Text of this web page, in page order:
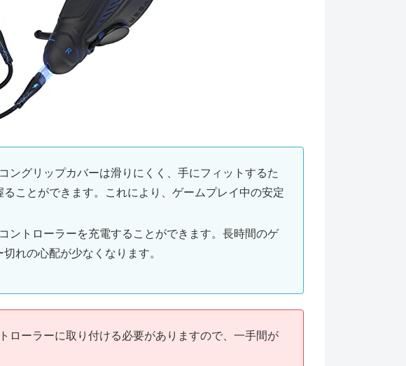
ングリップカバーは滑りにくく、手にフィットするた
ことができます。これにより、ゲームプレイ中の安定
ントローラーを充電することができます。長時間のゲ
れの心配が少なくなります。
ローラーに取り付ける必要がありますので、一手間が